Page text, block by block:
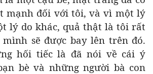
mạnh đối với tôi, và vì một lý
lý do khác, quả thật là tôi rất
mình sẽ được bay lên trên đó.
hối tiếc là đã nói về cái ý
bè và những người bà con